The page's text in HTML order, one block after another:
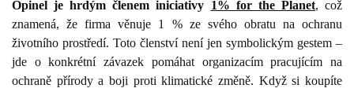
Opinel je hrdým členem iniciativy 1% for the Planet, což
znamená, že firma věnuje 1 % ze svého obratu na ochranu
životního prostředí. Toto členství není jen symbolickým gestem –
jde o konkrétní závazek pomáhat organizacím pracujícím na
ochraně přírody a boji proti klimatické změně. Když si koupíte